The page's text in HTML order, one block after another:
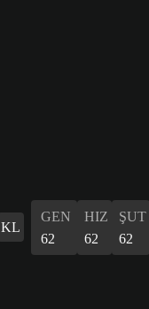
KL
GEN
62
HIZ
62
ŞUT
62